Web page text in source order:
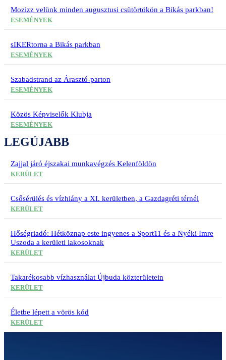
LEGÚJABB
Zajjal járó éjszakai munkavégzés Kelenföldön
KERÜLET
Csősérülés és vízhiány a XI. kerületben, a Gazdagréti térnél
KERÜLET
Hőségriadó: Hétköznap este ingyenes a Sport11 és a Nyéki Imre
Uszoda a kerületi lakosoknak
KERÜLET
Takarékosabb vízhasználat Újbuda közterületein
KERÜLET
Életbe lépett a vörös kód
KERÜLET
Mozizz velünk minden augusztusi csütörtökön a Bikás parkban!
ESEMÉNYEK
sIKERtorna a Bikás parkban
ESEMÉNYEK
Szabadstrand az Árasztó-parton
ESEMÉNYEK
Közös Képviselők Klubja
ESEMÉNYEK